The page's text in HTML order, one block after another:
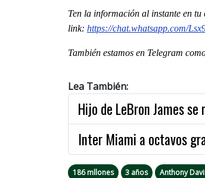
Ten la información al instante en
link: https://chat.whatsapp.com/
También estamos en Telegram
Lea También:
Hijo de LeBron James
Inter Miami a octavos
186 mllones 3 años Anthony